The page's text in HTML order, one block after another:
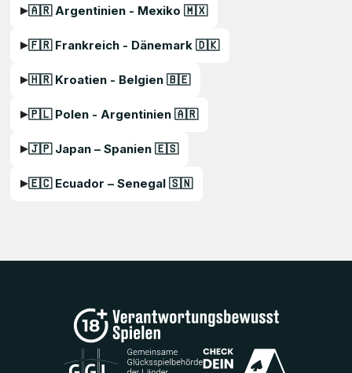
🇦🇷 Argentinien - Mexiko 🇲🇽
🇫🇷 Frankreich - Dänemark 🇩🇰
🇭🇷 Kroatien - Belgien 🇧🇪
🇵🇱 Polen - Argentinien 🇦🇷
🇯🇵 Japan – Spanien 🇪🇸
🇪🇨 Ecuador – Senegal 🇸🇳